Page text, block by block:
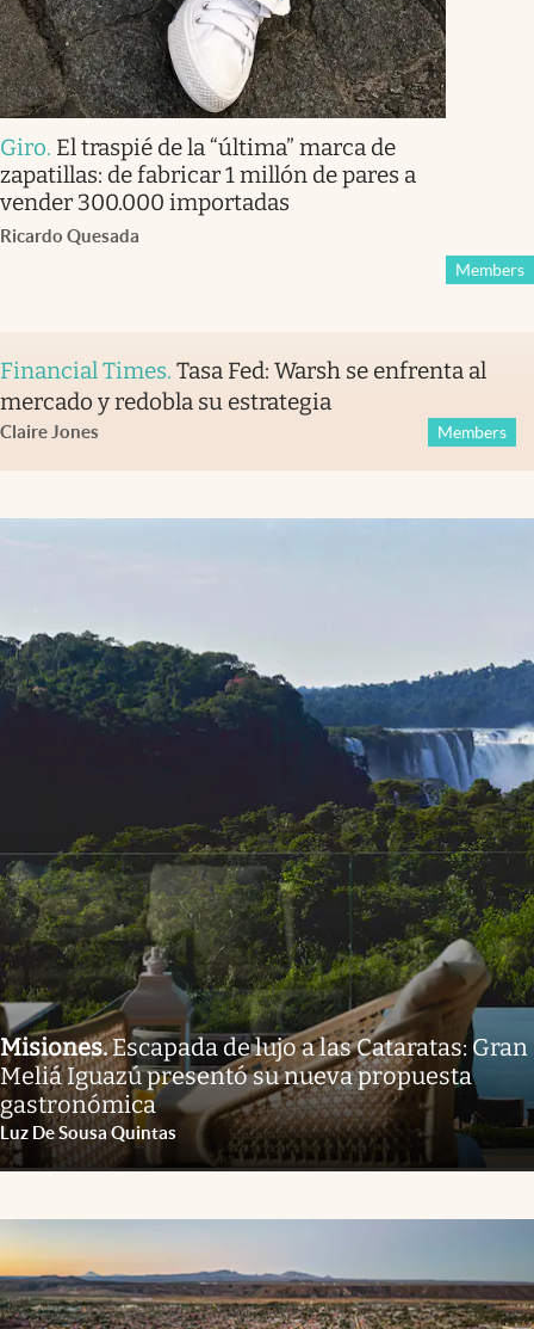
Giro. El traspié de la “última” marca de
zapatillas: de fabricar 1 millón de pares a
vender 300.000 importadas
Ricardo Quesada
Members
Financial Times. Tasa Fed: Warsh se enfrenta al
mercado y redobla su estrategia
Claire Jones Members
Misiones.Escapada de lujo a las Cataratas: Gran
Meliá Iguazú presentó su nueva propuesta
gastronómica
Luz De Sousa Quintas